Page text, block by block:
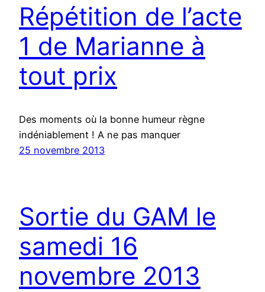
Répétition de l’acte
1 de Marianne à
tout prix
Des moments où la bonne humeur règne
indéniablement ! A ne pas manquer
25 novembre 2013
Sortie du GAM le
samedi 16
novembre 2013